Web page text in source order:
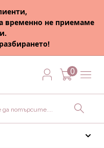
временно не приемаме
0